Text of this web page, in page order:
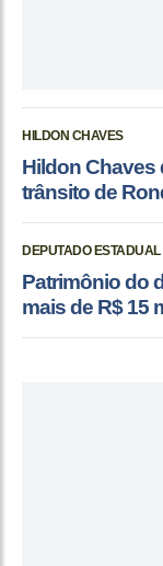
HILDON CHAVES
Hildon Chaves
trânsito de
DEPUTADO ESTADUAL
Patrimônio do
mais de R$ 15